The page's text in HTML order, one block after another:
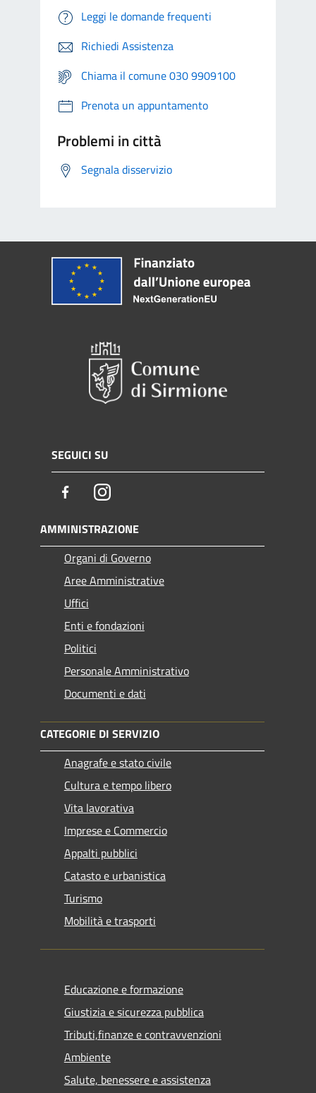
Leggi le domande frequenti
Richiedi Assistenza
Chiama il comune 030 9909100
Prenota un appuntamento
Problemi in città
Segnala disservizio
SEGUICI SU
FacebookInstagram
AMMINISTRAZIONE
Organi di Governo
Aree Amministrative
Uffici
Enti e fondazioni
Politici
Personale Amministrativo
Documenti e dati
CATEGORIE DI SERVIZIO
Anagrafe e stato civile
Cultura e tempo libero
Vita lavorativa
Imprese e Commercio
Appalti pubblici
Catasto e urbanistica
Turismo
Mobilità e trasporti
Educazione e formazione
Giustizia e sicurezza pubblica
Tributi,finanze e contravvenzioni
Ambiente
Salute, benessere e assistenza